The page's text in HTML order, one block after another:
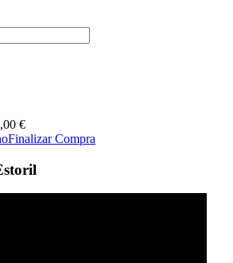
€
Finalizar Compra